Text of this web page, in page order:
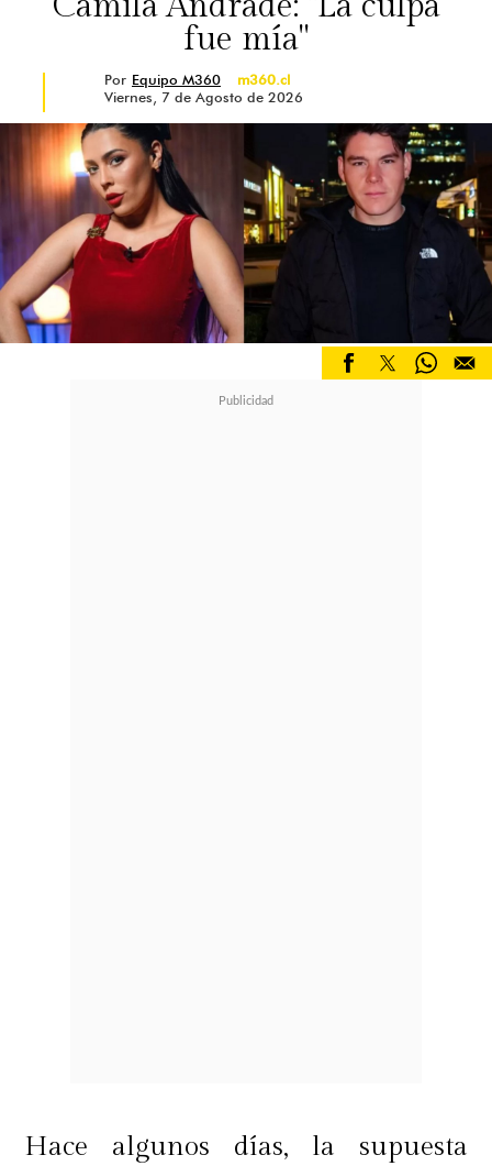
fue mía"
Por Equipo M360
m360.cl
Viernes, 7 de Agosto de 2026
Hace algunos días, la supuesta